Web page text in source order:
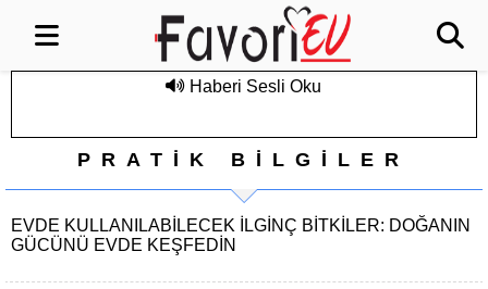
Haberi Sesli Oku
PRATİK BİLGİLER
EVDE KULLANILABILECEK İLGINÇ BITKILER: DOĞANIN
GÜCÜNÜ EVDE KEŞFEDIN